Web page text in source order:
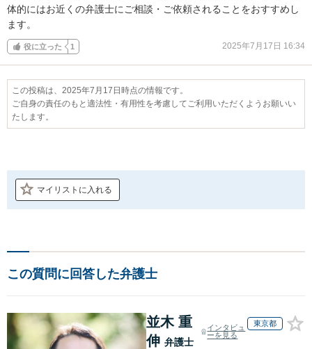
体的にはお近くの弁護士にご相談・ご依頼されることをおすすめし
ます。
役に立った 1 2025年7月17日 16:34
この投稿は、2025年7月17日時点の情報です。
ご自身の責任のもと適法性・有用性を考慮してご利用いただくようお願いい
たします。
マイリストに入れる
この質問に回答した弁護士
並木 重
伸 弁護士
インタビュ
ーを見る
東京都